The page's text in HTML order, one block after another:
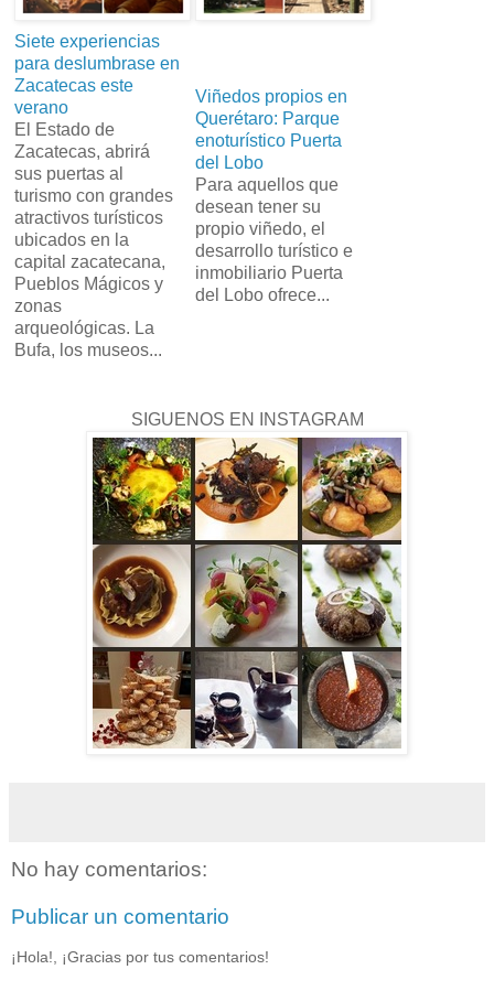
Siete experiencias
para deslumbrase en
Zacatecas este
verano
El Estado de
Zacatecas, abrirá
sus puertas al
turismo con grandes
atractivos turísticos
ubicados en la
capital zacatecana,
Pueblos Mágicos y
zonas
arqueológicas. La
Bufa, los museos...
Viñedos propios en
Querétaro: Parque
enoturístico Puerta
del Lobo
Para aquellos que
desean tener su
propio viñedo, el
desarrollo turístico e
inmobiliario Puerta
del Lobo ofrece...
SIGUENOS EN INSTAGRAM
No hay comentarios:
Publicar un comentario
¡Hola!, ¡Gracias por tus comentarios!